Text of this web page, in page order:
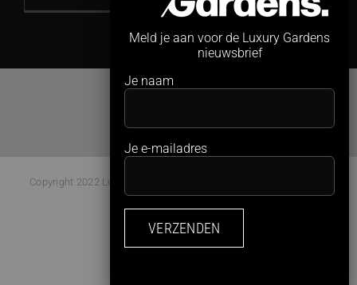
Copyright 2022 Luxury Gardens Magazine | All Rights Reserved |
Webdesign:Studio Kaboem!
Facebook
Instagram
Meld je aan voor de Luxury Gardens
nieuwsbrief
Je naam
Je e-mailadres